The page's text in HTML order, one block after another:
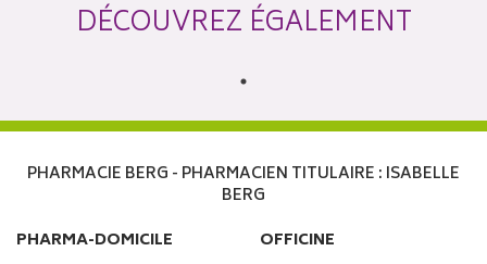
DÉCOUVREZ ÉGALEMENT
PHARMACIE BERG - PHARMACIEN TITULAIRE : ISABELLE
BERG
PHARMA-DOMICILE
OFFICINE